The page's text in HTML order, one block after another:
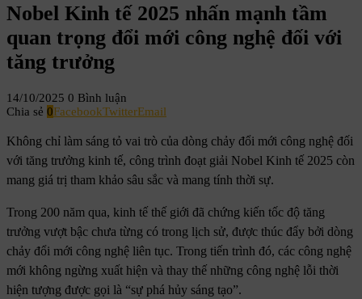
Nobel Kinh tế 2025 nhấn mạnh tầm
quan trọng đổi mới công nghệ đối với
tăng trưởng
14/10/2025 0 Bình luận
Chia sẻ 0FacebookTwitterEmail
Không chỉ làm sáng tỏ vai trò của dòng chảy đổi mới công nghệ đối
với tăng trưởng kinh tế, công trình đoạt giải Nobel Kinh tế 2025 còn
mang giá trị tham khảo sâu sắc và mang tính thời sự.
Trong 200 năm qua, kinh tế thế giới đã chứng kiến tốc độ tăng
trưởng vượt bậc chưa từng có trong lịch sử, được thúc đẩy bởi dòng
chảy đổi mới công nghệ liên tục. Trong tiến trình đó, các công nghệ
mới không ngừng xuất hiện và thay thế những công nghệ lỗi thời
hiện tượng được gọi là “sự phá hủy sáng tạo”.